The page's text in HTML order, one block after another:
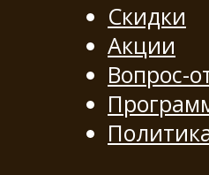
Скидки
Акции
Вопрос-